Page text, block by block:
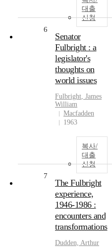
대출
신청
6
Senator
Fulbright : a
legislator's
thoughts on
world issues
Fulbright, James
William
Macfadden
1963
복사/
대출
신청
7
The Fulbright
experience,
1946-1986 :
encounters and
transformations
Dudden, Arthur